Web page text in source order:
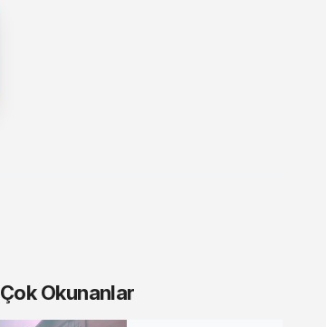
Çok Okunanlar